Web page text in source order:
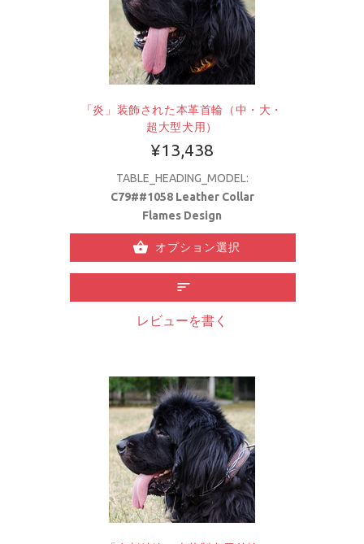
「炎」装飾された本革首輪（中・大・
超大型犬用）
¥13,438
TABLE_HEADING_MODEL:
C79##1058 Leather Collar
Flames Design
オプション選択
レビューを書く